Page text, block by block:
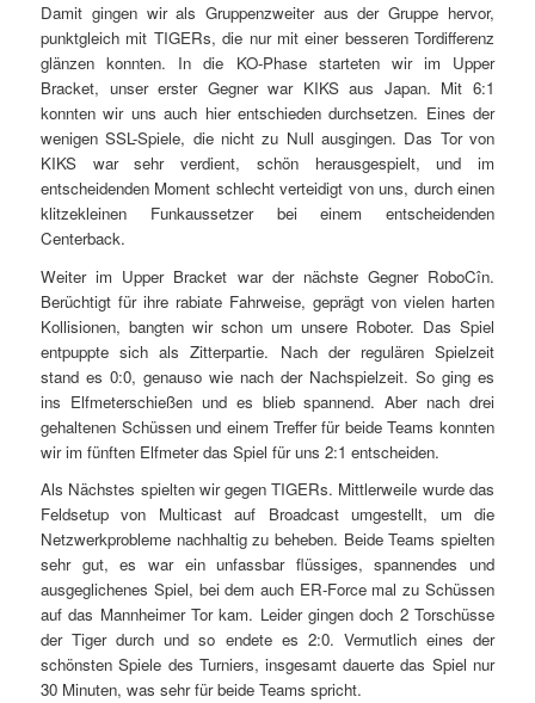
Damit gingen wir als Gruppenzweiter aus der Gruppe hervor,
punktgleich mit TIGERs, die nur mit einer besseren Tordifferenz
glänzen konnten. In die KO-Phase starteten wir im Upper
Bracket, unser erster Gegner war KIKS aus Japan. Mit 6:1
konnten wir uns auch hier entschieden durchsetzen. Eines der
wenigen SSL-Spiele, die nicht zu Null ausgingen. Das Tor von
KIKS war sehr verdient, schön herausgespielt, und im
entscheidenden Moment schlecht verteidigt von uns, durch einen
klitzekleinen Funkaussetzer bei einem entscheidenden
Centerback.
Weiter im Upper Bracket war der nächste Gegner RoboCîn.
Berüchtigt für ihre rabiate Fahrweise, geprägt von vielen harten
Kollisionen, bangten wir schon um unsere Roboter. Das Spiel
entpuppte sich als Zitterpartie. Nach der regulären Spielzeit
stand es 0:0, genauso wie nach der Nachspielzeit. So ging es
ins Elfmeterschießen und es blieb spannend. Aber nach drei
gehaltenen Schüssen und einem Treffer für beide Teams konnten
wir im fünften Elfmeter das Spiel für uns 2:1 entscheiden.
Als Nächstes spielten wir gegen TIGERs. Mittlerweile wurde das
Feldsetup von Multicast auf Broadcast umgestellt, um die
Netzwerkprobleme nachhaltig zu beheben. Beide Teams spielten
sehr gut, es war ein unfassbar flüssiges, spannendes und
ausgeglichenes Spiel, bei dem auch ER-Force mal zu Schüssen
auf das Mannheimer Tor kam. Leider gingen doch 2 Torschüsse
der Tiger durch und so endete es 2:0. Vermutlich eines der
schönsten Spiele des Turniers, insgesamt dauerte das Spiel nur
30 Minuten, was sehr für beide Teams spricht.